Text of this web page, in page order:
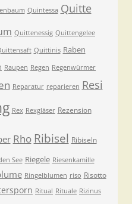
Quintessa Quitte
Quittenessig Quittengelee
Quittinis Raben
Raupen Regen Regenwürmer
Reparatur reparieren Resi
Rex Rexgläser Rezension
Rho Ribisel Ribiseln
See Riegele Riesenkamille
Ringelblumen riso Risotto
Ritual Rituale Rizinus